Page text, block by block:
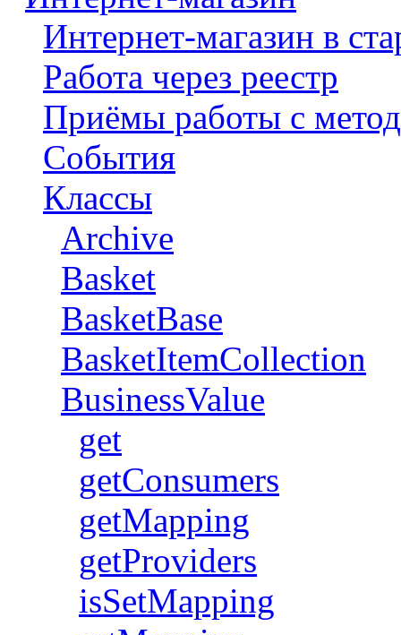
Интернет-магазин в
Работа через реестр
Приёмы работы с
События
Классы
Archive
Basket
BasketBase
BasketItemCollection
BusinessValue
get
getConsumers
getMapping
getProviders
isSetMapping